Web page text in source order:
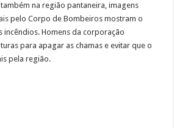
na região pantaneira, imagens
pelo Corpo de Bombeiros mostram o
incêndios. Homens da corporação
para apagar as chamas e evitar que o
pela região.